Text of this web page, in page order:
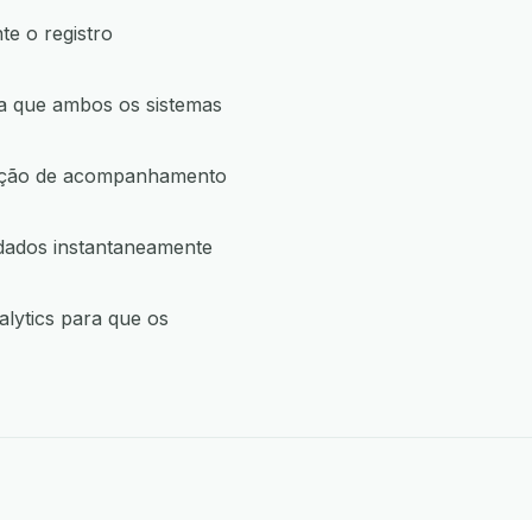
o registro
ambos os sistemas
de acompanhamento
instantaneamente
para que os